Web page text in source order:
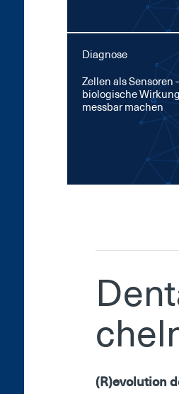
Diagnose
Zel­len als Sen­so­ren
bio­lo­gi­sche
mess­bar ma­chen
(R)evo­lu­ti­on